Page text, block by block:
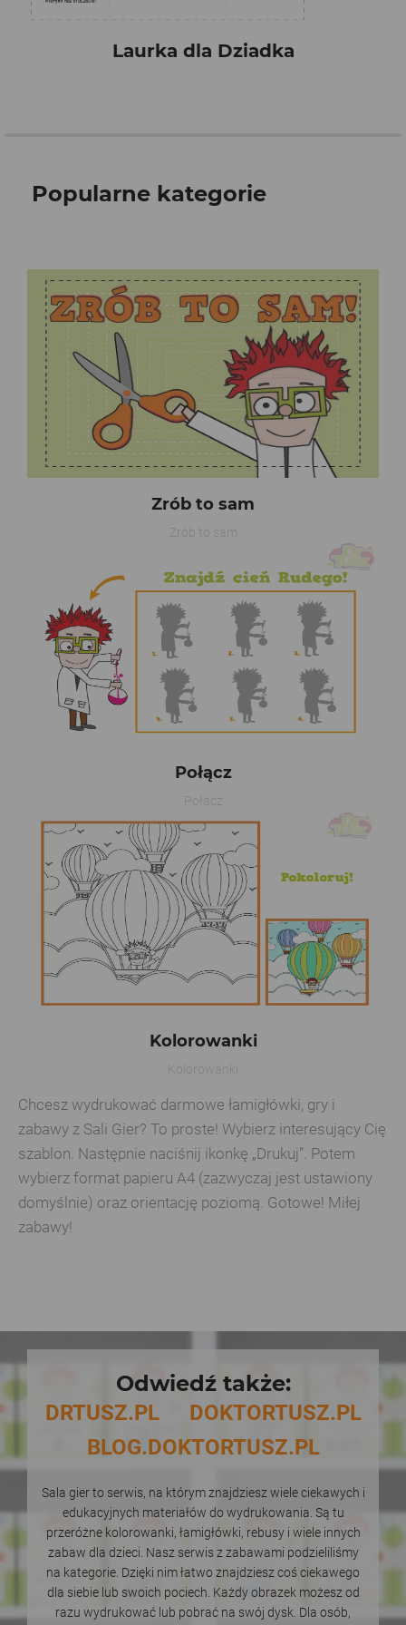
Laurka dla Dziadka
Popularne kategorie
Zrób to sam
Zrób to sam
Połącz
Połącz
Kolorowanki
Kolorowanki
Chcesz wydrukować darmowe łamigłówki, gry i
zabawy z Sali Gier? To proste! Wybierz interesujący Cię
szablon. Następnie naciśnij ikonkę „Drukuj”. Potem
wybierz format papieru A4 (zazwyczaj jest ustawiony
domyślnie) oraz orientację poziomą. Gotowe! Miłej
zabawy!
Odwiedź także:
DRTUSZ.PL
DOKTORTUSZ.PL
BLOG.DOKTORTUSZ.PL
Sala gier to serwis, na którym znajdziesz wiele ciekawych i
edukacyjnych materiałów do wydrukowania. Są tu
przeróżne kolorowanki, łamigłówki, rebusy i wiele innych
zabaw dla dzieci. Nasz serwis z zabawami podzieliliśmy
na kategorie. Dzięki nim łatwo znajdziesz coś ciekawego
dla siebie lub swoich pociech. Każdy obrazek możesz od
razu wydrukować lub pobrać na swój dysk. Dla osób,